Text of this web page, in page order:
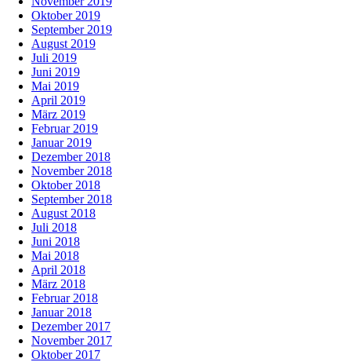
Oktober 2019
September 2019
August 2019
Juli 2019
Juni 2019
Mai 2019
April 2019
März 2019
Februar 2019
Januar 2019
Dezember 2018
November 2018
Oktober 2018
September 2018
August 2018
Juli 2018
Juni 2018
Mai 2018
April 2018
März 2018
Februar 2018
Januar 2018
Dezember 2017
November 2017
Oktober 2017